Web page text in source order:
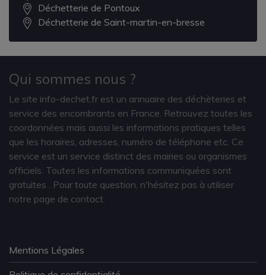
Déchetterie de Pontoux
Déchetterie de Saint-martin-en-bresse
Qui sommes nous ?
Le site info-dechet.fr est un annuaire des déchèteries et
service des encombrants en France. Retrouvez toutes les
coordonnées mais aussi les informations pratiques telles
que les horaires, adresses, numéro de téléphone etc. Ce
service est un service distinct des mairies ou organismes
officiels. Toutes les informations communiquées sont
gratuites
. Pour toute question, n'hésitez pas à utiliser
notre page de contact.
Mentions Légales